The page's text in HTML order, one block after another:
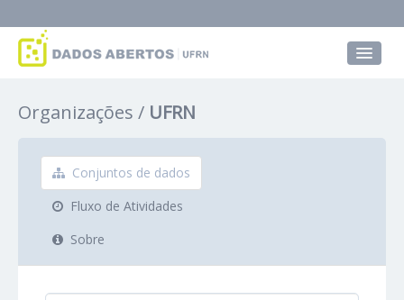
Grupos
Sobre
Organizações UFRN
Conjuntos de dados
Fluxo de Atividades
Sobre